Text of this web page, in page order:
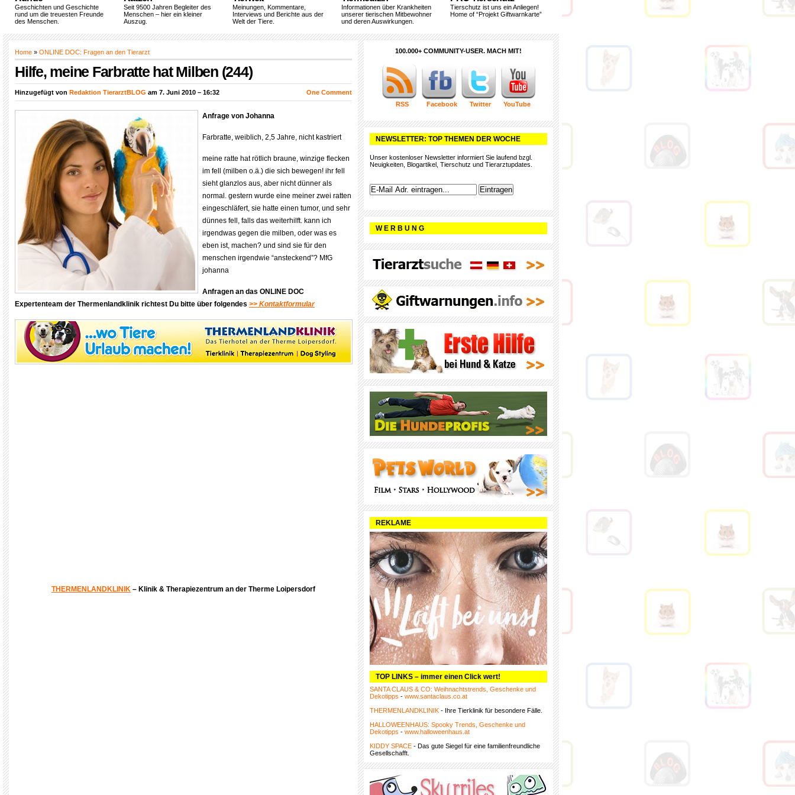
Geschichten und Geschichte
rund um die treuesten Freunde
des Menschen.
Seit 9500 Jahren Begleiter des
Menschen – hier ein kleiner
Auszug.
Meinungen, Kommentare,
Interviews und Berichte aus der
Welt der Tiere.
Informationen über Krankheiten
unserer tierischen Mitbewohner
und deren Auswirkungen.
Tierschutz ist uns ein Anliegen!
Home of “Projekt Giftwarnkarte”
Home » ONLINE DOC: Fragen an den Tierarzt
Hilfe, meine Farbratte hat Milben (244)
Hinzugefügt von Redaktion TierarztBLOG am 7. Juni 2010 – 16:32 One Comment
Anfrage von Johanna
Farbratte, weiblich, 2,5 Jahre, nicht kastriert
meine ratte hat rötlich braune, winzige flecken
im fell (milben o.ä.) die sich bewegen! ihr fell
sieht glanzlos aus, aber nicht dünner als
normal. gestern wurde eine meiner zwei ratten
eingeschläfert, sie hatte einen tumor, und sehr
dünnes fell, falls das weiterhilft. kann ich
irgendwas gegen die milben, oder was es
eben ist, machen? und sind sie für den
menschen irgendwie “ansteckend”? MfG
johanna
Anfragen an das ONLINE DOC
Expertenteam der Thermenlandklinik richtest Du bitte über folgendes >> Kontaktformular
THERMENLANDKLINIK – Klinik & Therapiezentrum an der Therme Loipersdorf
100.000+ COMMUNITY-USER. MACH MIT!
RSS Facebook Twitter YouTube
NEWSLETTER: TOP THEMEN DER WOCHE
Unser kostenloser Newsletter informiert Sie laufend bzgl.
Neuigkeiten, Blogartikel, Tierschutz und Tierarztupdates.
W E R B U N G
REKLAME
TOP LINKS – immer einen Click wert!
SANTA CLAUS & CO: Weihnachtstrends, Geschenke und
Dekotipps - www.santaclaus.co.at
THERMENLANDKLINIK - Ihre Tierklinik für besondere Fälle.
HALLOWEENHAUS: Spooky Trends, Geschenke und
Dekotipps - www.halloweenhaus.at
KIDDY SPACE - Das gute Siegel für eine familienfreundliche
Gesellschafft.